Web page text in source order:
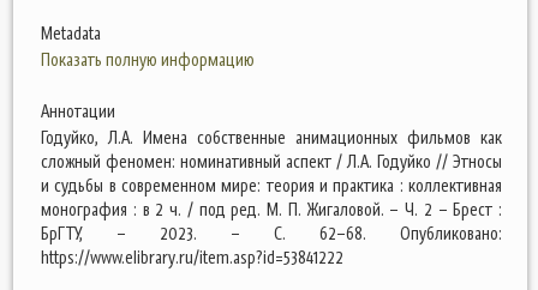
Metadata
Показать полную информацию
Аннотации
Годуйко, Л.А. Имена собственные анимационных фильмов как
сложный феномен: номинативный аспект / Л.А. Годуйко // Этносы
и судьбы в современном мире: теория и практика : коллективная
монография : в 2 ч. / под ред. М. П. Жигаловой. – Ч. 2 – Брест :
БрГТУ, – 2023. – С. 62–68. Опубликовано:
https://www.elibrary.ru/item.asp?id=53841222